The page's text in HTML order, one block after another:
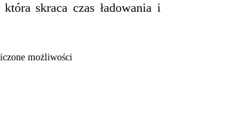
skraca czas ładowania i
możliwości